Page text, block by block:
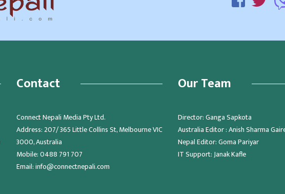
Contact
Connect Nepali Media Pty Ltd.
Address: 207/ 365 Little Collins St, Melbourne VIC
3000, Australia
Mobile: 0488 791 707
Email:info@connectnepali.com
Our Team
Director: Ganga Sapkota
Australia Editor : Anish Sharma
Nepal Editor: Goma Pariyar
IT Support: Janak Kafle